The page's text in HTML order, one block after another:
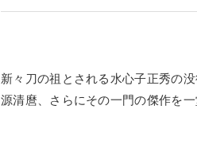
新々刀の祖とされる水心子正秀の
源清麿、さらにその一門の傑作を一